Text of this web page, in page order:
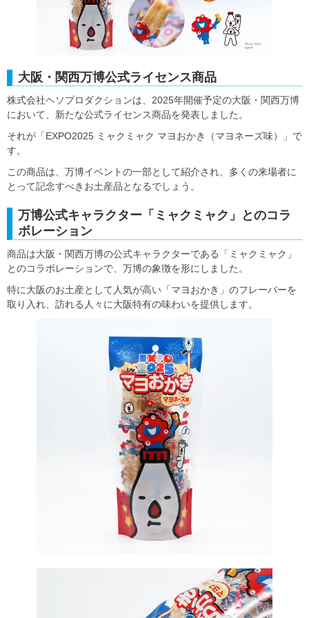
大阪・関西万博公式ライセンス商品
株式会社ヘソプロダクションは、2025年開催予定の大阪・関西万博
において、新たな公式ライセンス商品を発表しました。
それが「EXPO2025 ミャクミャク マヨおかき（マヨネーズ味）」で
す。
この商品は、万博イベントの一部として紹介され、多くの来場者に
とって記念すべきお土産品となるでしょう。
万博公式キャラクター「ミャクミャク」とのコラ
ボレーション
商品は大阪・関西万博の公式キャラクターである「ミャクミャク」
とのコラボレーションで、万博の象徴を形にしました。
特に大阪のお土産として人気が高い「マヨおかき」のフレーバーを
取り入れ、訪れる人々に大阪特有の味わいを提供します。